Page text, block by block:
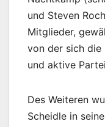
und Steven
Mitglieder,
von der sich die
und aktive
Des Weiteren
Scheidle in